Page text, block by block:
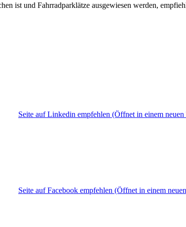
ist und Fahrradparklätze ausgewiesen werden,
Seite auf Linkedin empfehlen (Öffnet in einem neuen
Seite auf Facebook empfehlen (Öffnet in einem